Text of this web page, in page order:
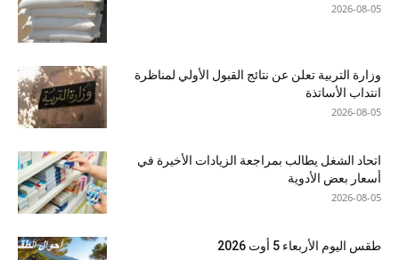
2026-08-05
وزارة التربية تعلن عن نتائج القبول الأولي لمناظرة
انتداب الأساتذة
2026-08-05
اتحاد الشغل يطالب بمراجعة الزيادات الأخيرة في
أسعار بعض الأدوية
2026-08-05
طقس اليوم الأربعاء 5 أوت 2026